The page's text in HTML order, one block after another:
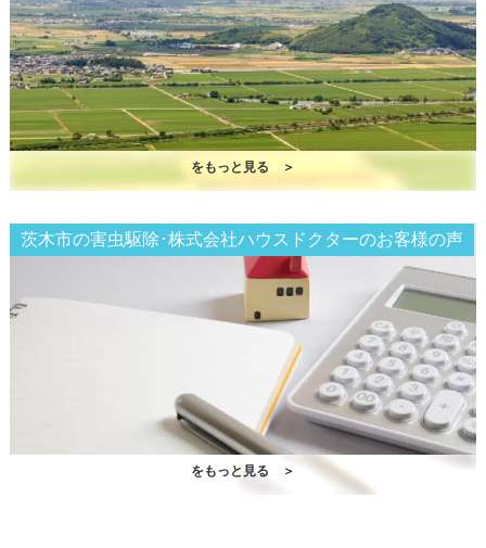
をもっと見る ＞
茨木市の害虫駆除･株式会社ハウスドクターのお客様の声
をもっと見る ＞